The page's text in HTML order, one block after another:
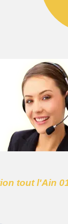
tout l'Ain